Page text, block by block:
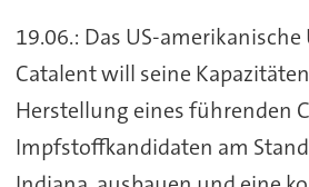
19.06.: Das US-
Catalent will seine
Herstellung eines führenden
Impfstoffkandidaten am